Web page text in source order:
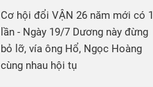
Cơ hội đổi VẬN 26 năm mới có 1
lần - Ngày 19/7 Dương này đừng
bỏ lỡ, vía ông Hổ, Ngọc Hoàng
cùng nhau hội tụ